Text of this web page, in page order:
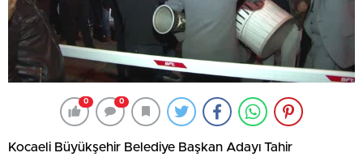
0 0
Kocaeli Büyükşehir Belediye Başkan Adayı Tahir